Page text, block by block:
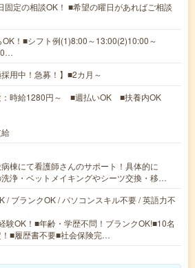
固定の相談OK！ ■希望の曜日があればご相談
OK！■シフト例(1)8:00～13:00(2)10:00～
採用中！急募！】■2カ月～
：時給1280円～ ■週払いOK ■扶養内OK
棟にて看護師さんのサポート！具体的に
浄・ベットメイキングやシーツ交換・移…
/ ブランクOK / パソコンスキル不要 / 英語力不
験OK！■年齢・学歴不問！ブランクOK!■10名
！■履歴書不要■社会保険完…